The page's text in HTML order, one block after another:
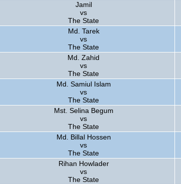
Jamil
vs
The State
Md. Tarek
vs
The State
Md. Zahid
vs
The State
Md. Samiul Islam
vs
The State
Mst. Selina Begum
vs
The State
Md. Billal Hossen
vs
The State
Rihan Howlader
vs
The State